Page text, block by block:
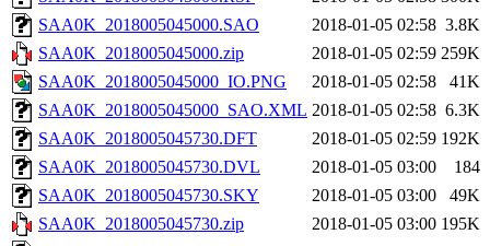
SAA0K_2018005045000.SAO
2018-01-05 02:58 3.8K
SAA0K_2018005045000.zip
2018-01-05 02:59 259K
SAA0K_2018005045000_IO.PNG
2018-01-05 02:58
41K
SAA0K_2018005045000_SAO.XML 2018-01-05 02:58 6.3K
SAA0K_2018005045730.DFT
2018-01-05 02:59 192K
SAA0K_2018005045730.DVL
2018-01-05 03:00
184
SAA0K_2018005045730.SKY
2018-01-05 03:00
49K
SAA0K_2018005045730.zip
2018-01-05 03:00 195K